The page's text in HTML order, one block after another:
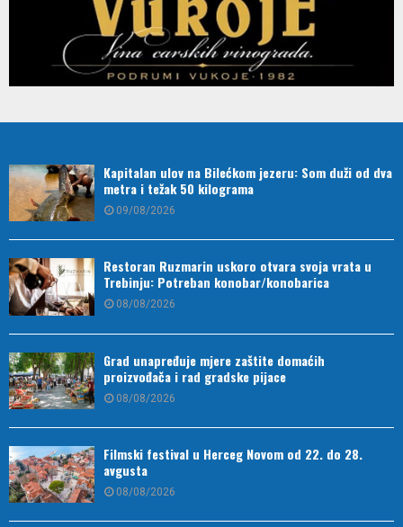
Kapitalan ulov na Bilećkom jezeru: Som duži od dva
metra i težak 50 kilograma
09/08/2026
Restoran Ruzmarin uskoro otvara svoja vrata u
Trebinju: Potreban konobar/konobarica
08/08/2026
Grad unapređuje mjere zaštite domaćih
proizvođača i rad gradske pijace
08/08/2026
Filmski festival u Herceg Novom od 22. do 28.
avgusta
08/08/2026